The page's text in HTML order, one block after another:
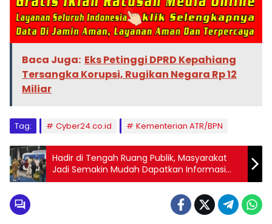
Baca Juga: Eks Petinggi DPRD Kepahiang
Tersangka Korupsi, Rugikan Negara Rp 12
Miliar
Tag: Cyber24.co.id Kementerian ATR/BPN
Hadir di Tengah Ruang Publik, Masyarakat
Jadi Semakin Mudah Dapatkan Informasi
Pertanahan